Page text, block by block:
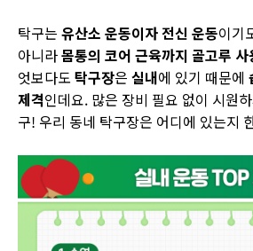
탁구는 유산소 운동이자 전신 운동이기
아니라몸통의 코어 근육까지 골고루 사
엇보다도 탁구장은 실내에 있기 때문에
제격인데요. 많은 장비 필요 없이 시원
구! 우리 동네 탁구장은 어디에 있는지